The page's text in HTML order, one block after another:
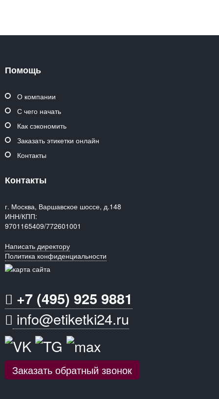
Помощь
О компании
С чего начать
Как сэкономить
Заказать этикетки онлайн
Контакты
Контакты
г. Москва, Варшавское шоссе, д.148
ИНН/КПП:
9701165409/772601001
Написать директору
Политика конфиденциальности
+7 (495) 925 9881
info@etiketki24.ru
Заказать обратный звонок